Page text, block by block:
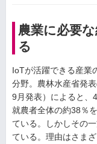
農業に必要
る
IoTが活躍できる産業
分野。農林水産省発
9月発表）によると、
就農者全体の約38％
ている。しかしその
ている。理由はさま